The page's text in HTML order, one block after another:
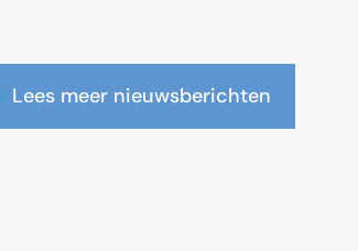
Lees meer nieuwsberichten